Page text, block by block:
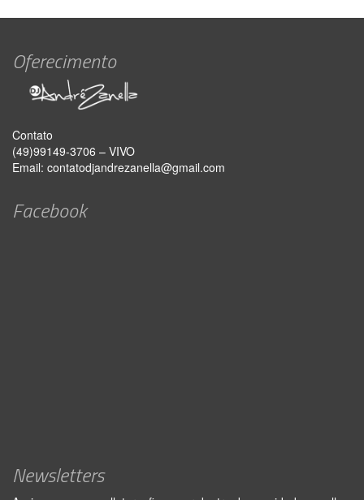
Oferecimento
Contato
(49)99149-3706 – VIVO
Email: contatodjandrezanella@gmail.com
Facebook
Newsletters